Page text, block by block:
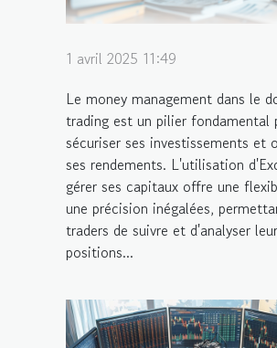
1 avril 2025 11:49
Le money management dans le
trading est un pilier fondamental
sécuriser ses investissements et
ses rendements. L'utilisation
gérer ses capitaux offre une
une précision inégalées,
traders de suivre et d'analyser
positions...